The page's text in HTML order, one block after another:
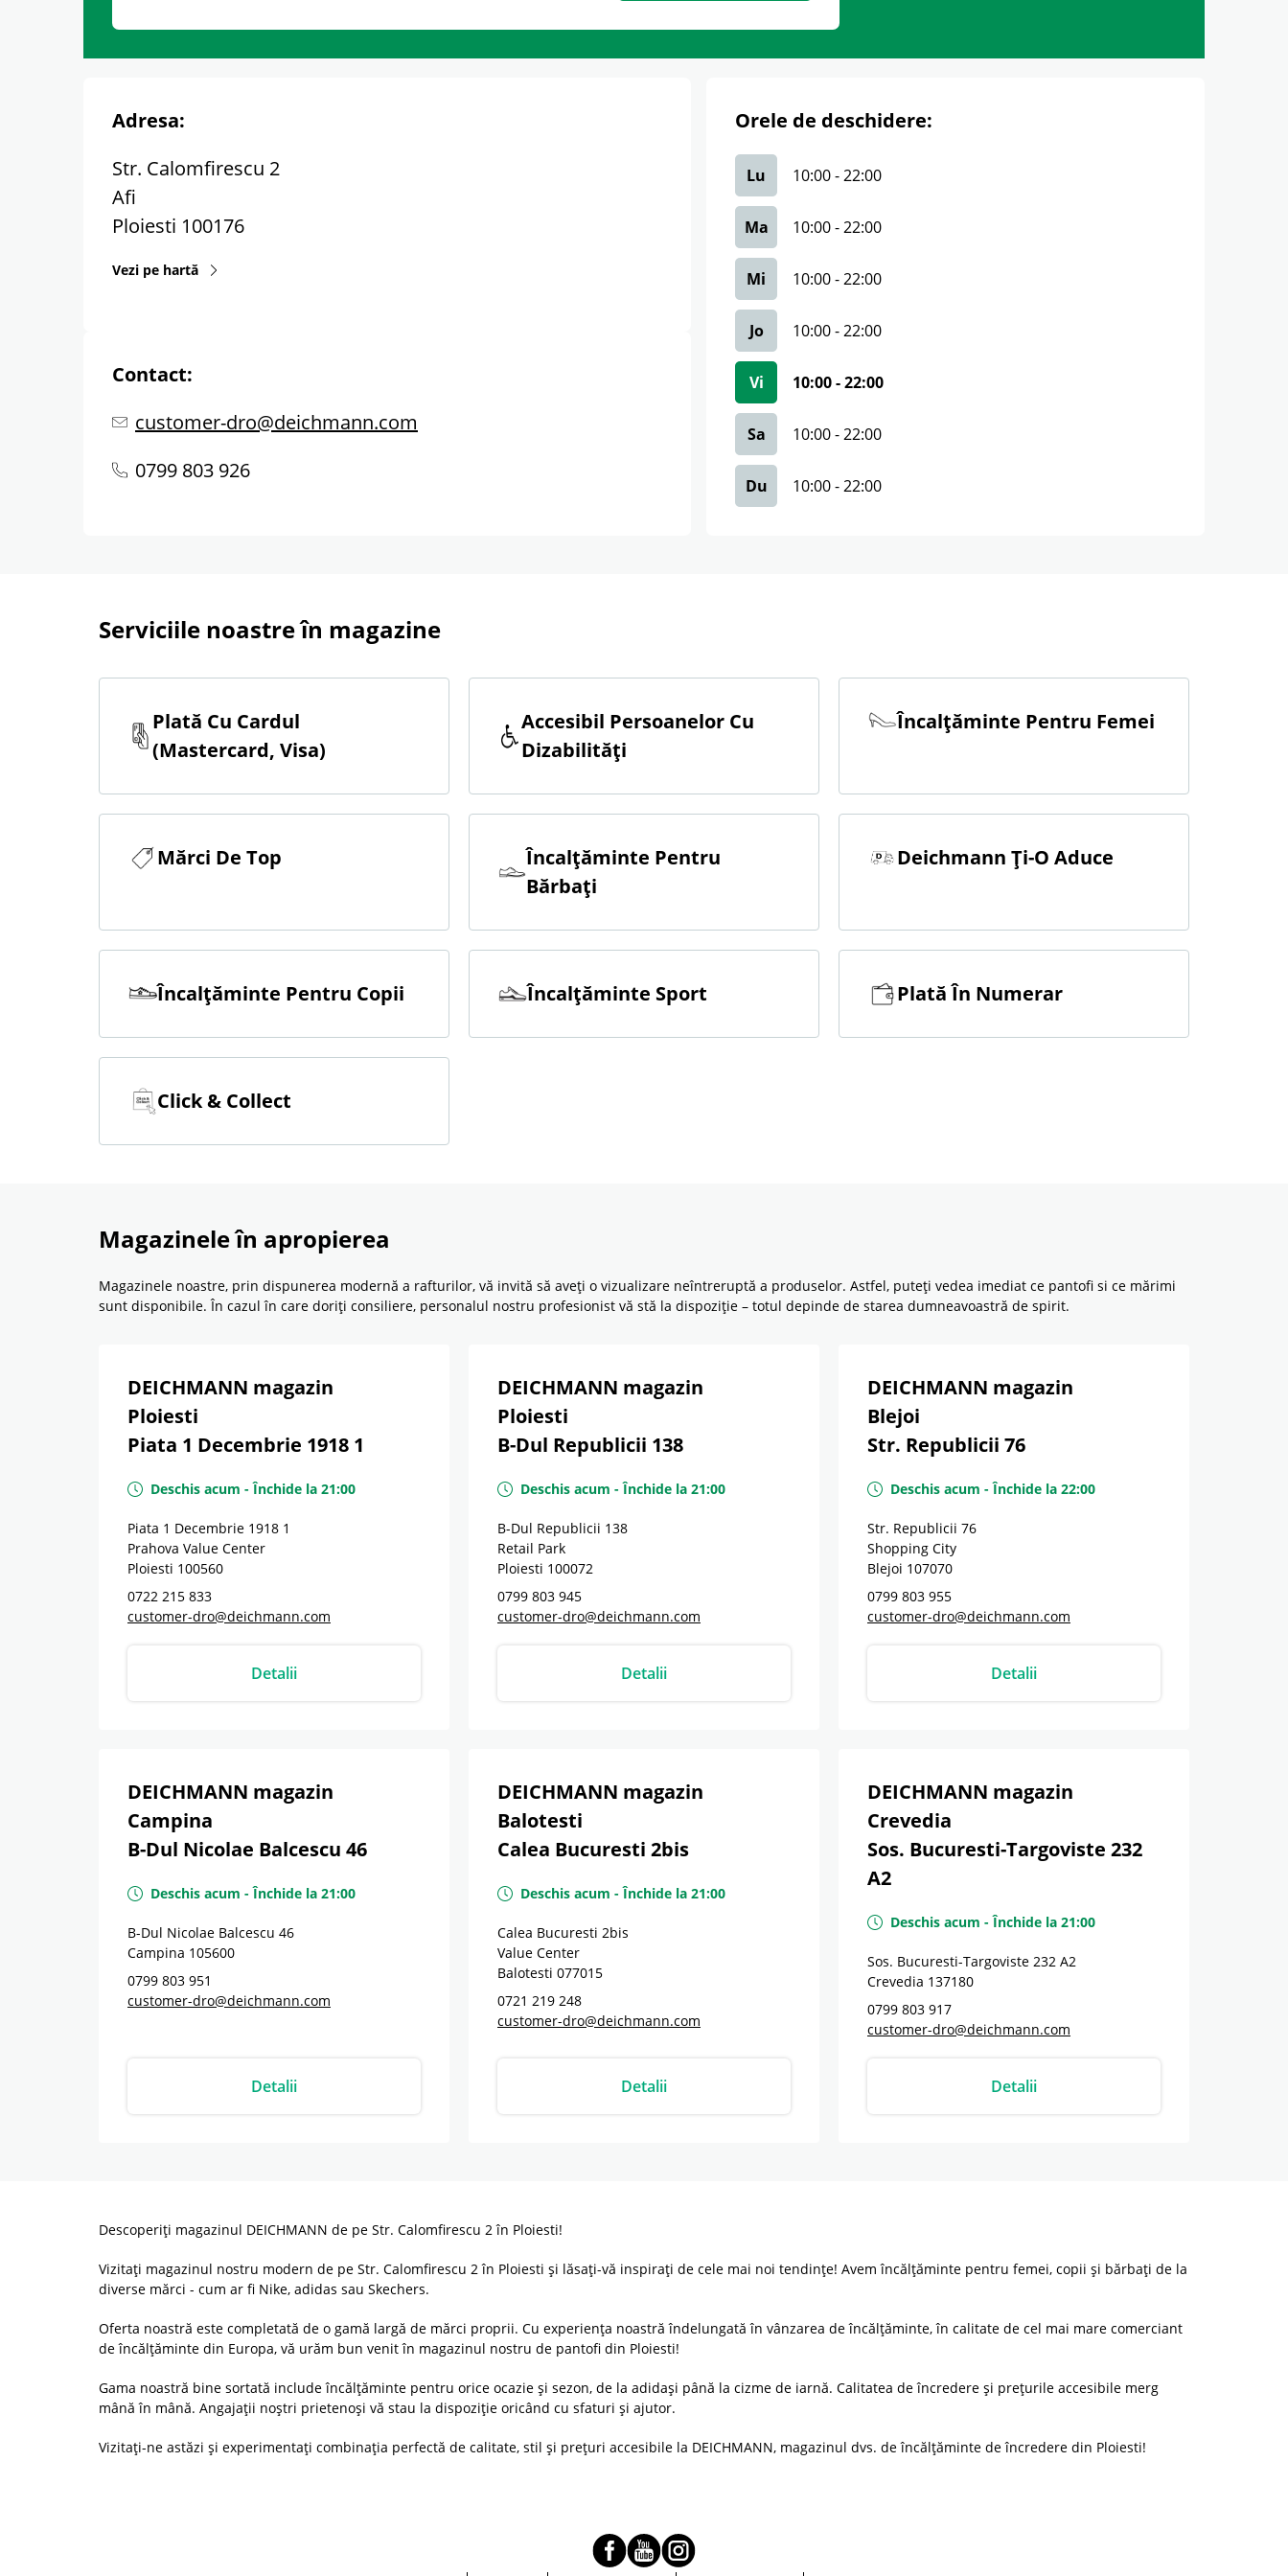
Adresa:
Str. Calomfirescu 2
Afi
Ploiesti 100176
Vezi pe hartă
Contact:
customer-dro@deichmann.com
0799 803 926
Orele de deschidere:
Lu 10:00-22:00
Ma 10:00-22:00
Mi 10:00-22:00
Jo 10:00-22:00
Vi 10:00-22:00
Sa 10:00-22:00
Du 10:00-22:00
Serviciile noastre în magazine
Plată Cu Cardul
(Mastercard, Visa)
Accesibil Persoanelor Cu
Dizabilităţi
Încalţăminte Pentru Femei
Mărci De Top
Încalţăminte Pentru
Bărbaţi
Deichmann Ți-O Aduce
Încalţăminte Pentru Copii Încalţăminte Sport Plată În Numerar
Click & Collect
Magazinele în apropierea
Magazinele noastre, prin dispunerea modernă a rafturilor, vă invită să aveți o vizualizare neîntreruptă a produselor. Astfel, puteți vedea imediat ce pantofi si ce mărimi
sunt disponibile. În cazul în care doriți consiliere, personalul nostru profesionist vă stă la dispoziție – totul depinde de starea dumneavoastră de spirit.
DEICHMANN magazin
Ploiesti
Piata 1 Decembrie 1918 1
Deschis acum -Închide la 21:00
Piata 1 Decembrie 1918 1
Prahova Value Center
Ploiesti 100560
0722 215 833
customer-dro@deichmann.com
Detalii
DEICHMANN magazin
Ploiesti
B-Dul Republicii 138
Deschis acum -Închide la 21:00
B-Dul Republicii 138
Retail Park
Ploiesti 100072
0799 803 945
customer-dro@deichmann.com
Detalii
DEICHMANN magazin
Blejoi
Str. Republicii 76
Deschis acum -Închide la 22:00
Str. Republicii 76
Shopping City
Blejoi 107070
0799 803 955
customer-dro@deichmann.com
Detalii
DEICHMANN magazin
Campina
B-Dul Nicolae Balcescu 46
Deschis acum -Închide la 21:00
B-Dul Nicolae Balcescu 46
Campina 105600
0799 803 951
customer-dro@deichmann.com
Detalii
DEICHMANN magazin
Balotesti
Calea Bucuresti 2bis
Deschis acum -Închide la 21:00
Calea Bucuresti 2bis
Value Center
Balotesti 077015
0721 219 248
customer-dro@deichmann.com
Detalii
DEICHMANN magazin
Crevedia
Sos. Bucuresti-Targoviste 232
A2
Deschis acum -Închide la 21:00
Sos. Bucuresti-Targoviste 232 A2
Crevedia 137180
0799 803 917
customer-dro@deichmann.com
Detalii
Descoperiți magazinul DEICHMANN de pe Str. Calomfirescu 2 în Ploiesti!
Vizitați magazinul nostru modern de pe Str. Calomfirescu 2 în Ploiesti și lăsați-vă inspirați de cele mai noi tendințe! Avem încălțăminte pentru femei, copii și bărbați de la
diverse mărci - cum ar fi Nike, adidas sau Skechers.
Oferta noastră este completată de o gamă largă de mărci proprii. Cu experiența noastră îndelungată în vânzarea de încălțăminte, în calitate de cel mai mare comerciant
de încălțăminte din Europa, vă urăm bun venit în magazinul nostru de pantofi din Ploiesti!
Gama noastră bine sortată include încălțăminte pentru orice ocazie și sezon, de la adidași până la cizme de iarnă. Calitatea de încredere și prețurile accesibile merg
mână în mână. Angajații noștri prietenoși vă stau la dispoziție oricând cu sfaturi și ajutor.
Vizitați-ne astăzi și experimentați combinația perfectă de calitate, stil și prețuri accesibile la DEICHMANN, magazinul dvs. de încălțăminte de încredere din Ploiesti!